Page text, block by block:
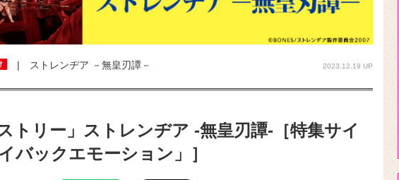
| ストレンヂア －無皇刃譚－ 2023.12.19 UP
トリー」ストレンヂア -無皇刃譚-［特集サイ
バックエモーション」］